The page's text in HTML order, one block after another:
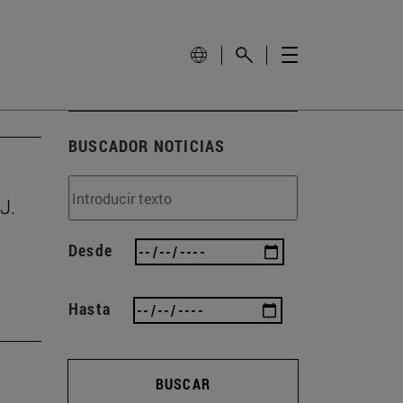
BUSCADOR NOTICIAS
Desde
Hasta
BUSCAR